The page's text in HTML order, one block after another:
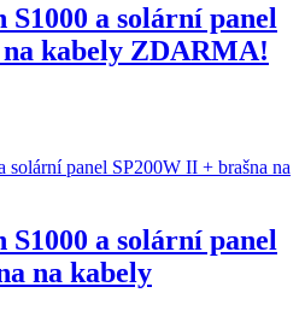
a solární panel
na kabely ZDARMA!
a solární panel
na kabely